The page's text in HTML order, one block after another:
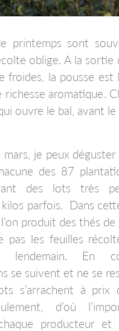
printemps sont
oblige. A la sortie
froides, la pousse
richesse aromatique.
ouvre le bal, avant le
mars, je peux
des 87
des lots très
kilos parfois. Dans
produit des thés
pas les feuilles
lendemain. En
se suivent et ne se
s’arrachent à prix
d’où
producteur et